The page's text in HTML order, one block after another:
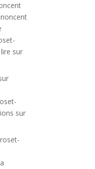
sur
sur